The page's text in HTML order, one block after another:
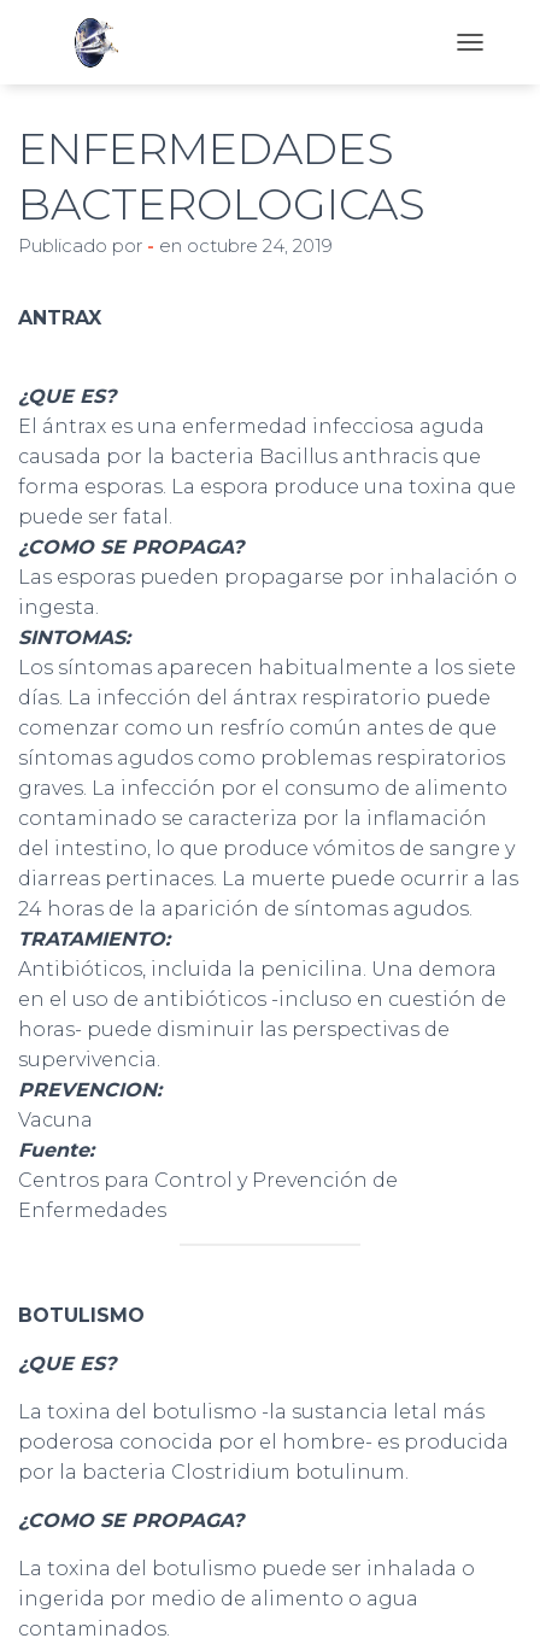
E
G
C
N
ENFERMEDADES
BACTEROLOGICAS
Publicado por - en octubre 24, 2019
ANTRAX
¿QUE ES?
El ántrax es una enfermedad infecciosa aguda
causada por la bacteria Bacillus anthracis que
forma esporas. La espora produce una toxina que
puede ser fatal.
¿COMO SE PROPAGA?
Las esporas pueden propagarse por inhalación o
ingesta.
SINTOMAS:
Los síntomas aparecen habitualmente a los siete
días. La infección del ántrax respiratorio puede
comenzar como un resfrío común antes de que
síntomas agudos como problemas respiratorios
graves. La infección por el consumo de alimento
contaminado se caracteriza por la inflamación
del intestino, lo que produce vómitos de sangre y
diarreas pertinaces. La muerte puede ocurrir a las
24 horas de la aparición de síntomas agudos.
TRATAMIENTO:
Antibióticos, incluida la penicilina. Una demora
en el uso de antibióticos -incluso en cuestión de
horas- puede disminuir las perspectivas de
supervivencia.
PREVENCION:
Vacuna
Fuente:
Centros para Control y Prevención de
Enfermedades
BOTULISMO
¿QUE ES?
La toxina del botulismo -la sustancia letal más
poderosa conocida por el hombre- es producida
por la bacteria Clostridium botulinum.
¿COMO SE PROPAGA?
La toxina del botulismo puede ser inhalada o
ingerida por medio de alimento o agua
contaminados.